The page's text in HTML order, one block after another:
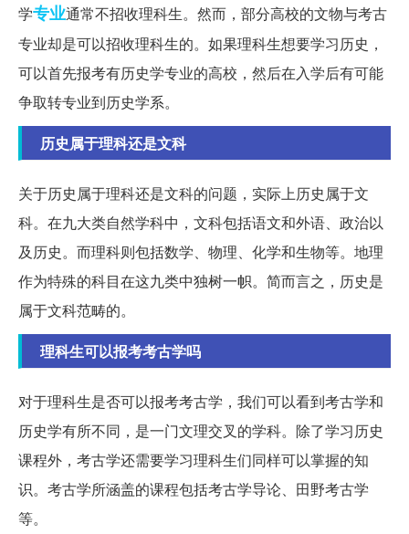
学专业通常不招收理科生。然而，部分高校的文物与考古
专业却是可以招收理科生的。如果理科生想要学习历史，
可以首先报考有历史学专业的高校，然后在入学后有可能
争取转专业到历史学系。
历史属于理科还是文科
关于历史属于理科还是文科的问题，实际上历史属于文
科。在九大类自然学科中，文科包括语文和外语、政治以
及历史。而理科则包括数学、物理、化学和生物等。地理
作为特殊的科目在这九类中独树一帜。简而言之，历史是
属于文科范畴的。
理科生可以报考考古学吗
对于理科生是否可以报考考古学，我们可以看到考古学和
历史学有所不同，是一门文理交叉的学科。除了学习历史
课程外，考古学还需要学习理科生们同样可以掌握的知
识。考古学所涵盖的课程包括考古学导论、田野考古学
等。